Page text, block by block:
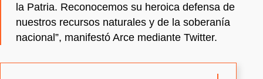
la Patria. Reconocemos su heroica defensa de
nuestros recursos naturales y de la soberanía
nacional”, manifestó Arce mediante Twitter.